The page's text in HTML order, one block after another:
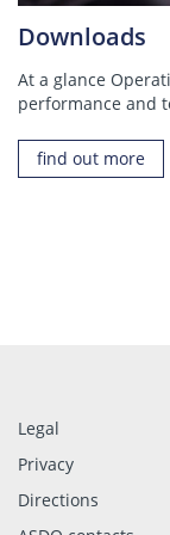
Downloads
At a glance
performance and
find out more
Legal
Privacy
Directions